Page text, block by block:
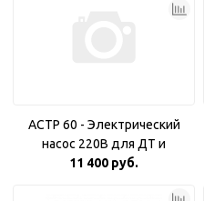
ACTP 60 - Электрический
насос 220В для ДТ и
керосина, 55 л/мин
11 400 руб.